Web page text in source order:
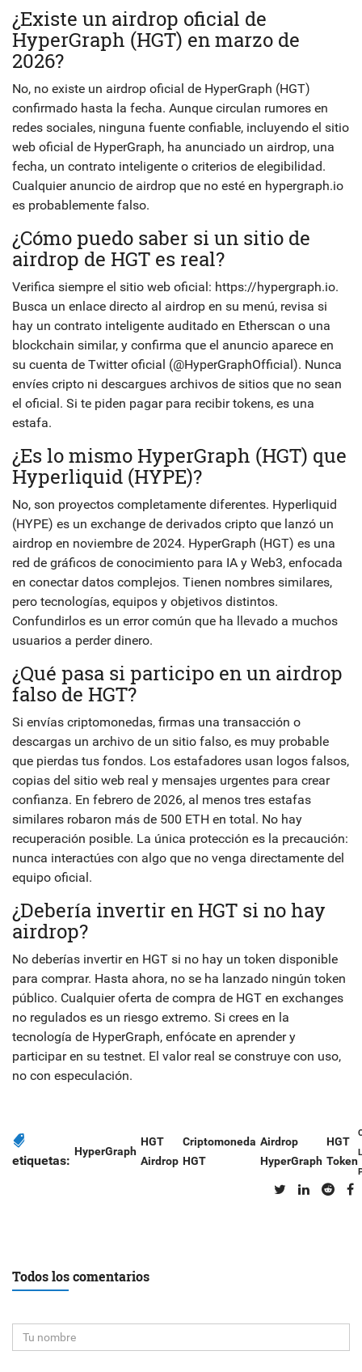
¿Existe un airdrop oficial de
HyperGraph (HGT) en marzo de
2026?
No, no existe un airdrop oficial de HyperGraph (HGT)
confirmado hasta la fecha. Aunque circulan rumores en
redes sociales, ninguna fuente confiable, incluyendo el sitio
web oficial de HyperGraph, ha anunciado un airdrop, una
fecha, un contrato inteligente o criterios de elegibilidad.
Cualquier anuncio de airdrop que no esté en hypergraph.io
es probablemente falso.
¿Cómo puedo saber si un sitio de
airdrop de HGT es real?
Verifica siempre el sitio web oficial: https://hypergraph.io.
Busca un enlace directo al airdrop en su menú, revisa si
hay un contrato inteligente auditado en Etherscan o una
blockchain similar, y confirma que el anuncio aparece en
su cuenta de Twitter oficial (@HyperGraphOfficial). Nunca
envíes cripto ni descargues archivos de sitios que no sean
el oficial. Si te piden pagar para recibir tokens, es una
estafa.
¿Es lo mismo HyperGraph (HGT) que
Hyperliquid (HYPE)?
No, son proyectos completamente diferentes. Hyperliquid
(HYPE) es un exchange de derivados cripto que lanzó un
airdrop en noviembre de 2024. HyperGraph (HGT) es una
red de gráficos de conocimiento para IA y Web3, enfocada
en conectar datos complejos. Tienen nombres similares,
pero tecnologías, equipos y objetivos distintos.
Confundirlos es un error común que ha llevado a muchos
usuarios a perder dinero.
¿Qué pasa si participo en un airdrop
falso de HGT?
Si envías criptomonedas, firmas una transacción o
descargas un archivo de un sitio falso, es muy probable
que pierdas tus fondos. Los estafadores usan logos falsos,
copias del sitio web real y mensajes urgentes para crear
confianza. En febrero de 2026, al menos tres estafas
similares robaron más de 500 ETH en total. No hay
recuperación posible. La única protección es la precaución:
nunca interactúes con algo que no venga directamente del
equipo oficial.
¿Debería invertir en HGT si no hay
airdrop?
No deberías invertir en HGT si no hay un token disponible
para comprar. Hasta ahora, no se ha lanzado ningún token
público. Cualquier oferta de compra de HGT en exchanges
no regulados es un riesgo extremo. Si crees en la
tecnología de HyperGraph, enfócate en aprender y
participar en su testnet. El valor real se construye con uso,
no con especulación.
etiquetas:
HyperGraph
HGT
Airdrop
Criptomoneda
HGT
Airdrop
HyperGraph
HGT
Token
Todos los comentarios